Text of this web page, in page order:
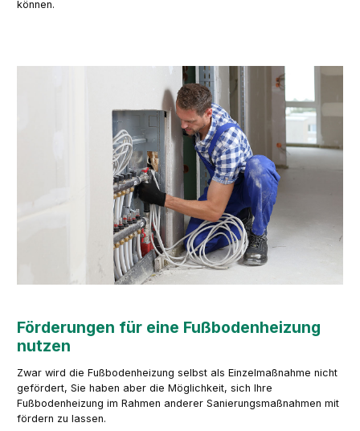
können.
Förderungen für eine Fußbodenheizung
nutzen
Zwar wird die Fußbodenheizung selbst als Einzelmaßnahme nicht
gefördert, Sie haben aber die Möglichkeit, sich Ihre
Fußbodenheizung im Rahmen anderer Sanierungsmaßnahmen mit
fördern zu lassen.